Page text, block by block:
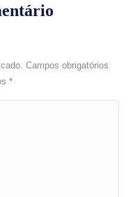
Campos obrigatórios
*